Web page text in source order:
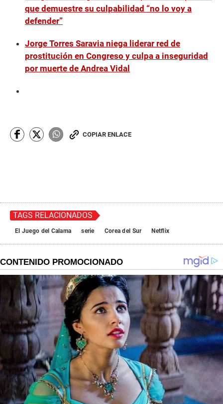
que demuestre su culpabilidad “no lo voy a
defender”
Jorge Torres Saravia niega liderar red de
prostitución en Congreso y culpa a inseguridad
por muerte de Andrea Vidal
COPIAR ENLACE
TAGS RELACIONADOS
El Juego del Calama serie Corea del Sur Netflix